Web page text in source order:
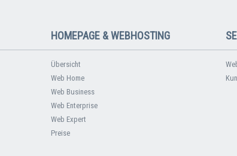
HOMEPAGE & WEBHOSTING
Übersicht
Web Home
Web Business
Web Enterprise
Web Expert
Preise